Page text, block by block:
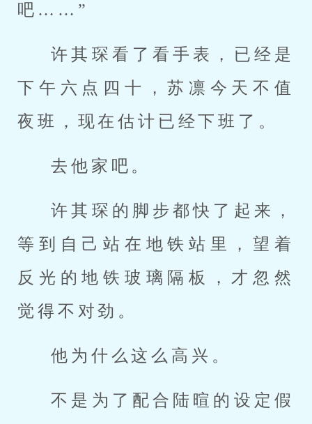
吧……”
许其琛看了看手表，已经是
下午六点四十，苏凛今天不值
夜班，现在估计已经下班了。
去他家吧。
许其琛的脚步都快了起来，
等到自己站在地铁站里，望着
反光的地铁玻璃隔板，才忽然
觉得不对劲。
他为什么这么高兴。
不是为了配合陆暄的设定假